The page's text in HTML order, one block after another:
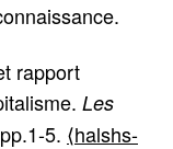
rapport
Les
5. ⟨halshs-